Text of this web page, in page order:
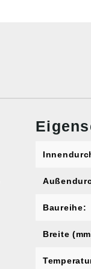
Baureihe:
Breite